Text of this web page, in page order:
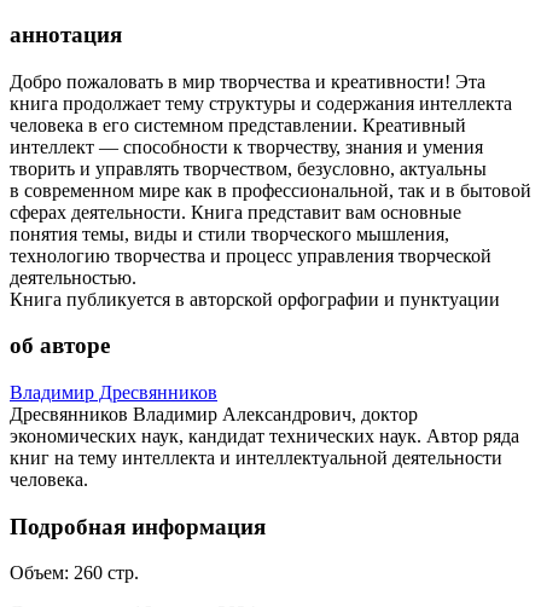
аннотация
Добро пожаловать в мир творчества и креативности! Эта
книга продолжает тему структуры и содержания интеллекта
человека в его системном представлении. Креативный
интеллект — способности к творчеству, знания и умения
творить и управлять творчеством, безусловно, актуальны
в современном мире как в профессиональной, так и в бытовой
сферах деятельности. Книга представит вам основные
понятия темы, виды и стили творческого мышления,
технологию творчества и процесс управления творческой
деятельностью.
Книга публикуется в авторской орфографии и пунктуации
об авторе
Владимир Дресвянников
Дресвянников Владимир Александрович, доктор
экономических наук, кандидат технических наук. Автор ряда
книг на тему интеллекта и интеллектуальной деятельности
человека.
Подробная информация
Объем: 260 стр.